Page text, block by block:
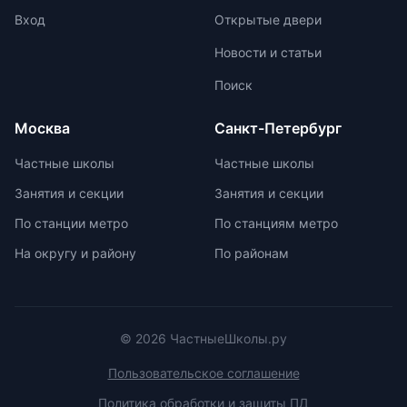
проработки процедуры и нюансов
Вход Открытые двери
Новости и статьи
Поиск
Москва
Частные школы
Занятия и секции
По станции метро
На округу и району
Санкт-Петербург
Частные школы
Занятия и секции
По станциям метро
По районам
© 2026 ЧастныеШколы.ру
Пользовательское соглашение
Политика обработки и защиты ПД